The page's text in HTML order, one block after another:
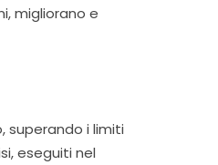
migliorano e
superando i limiti
eseguiti nel